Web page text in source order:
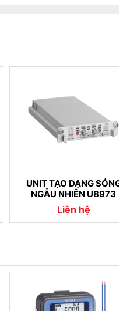
UNIT TẠO DẠNG
NGẪU NHIÊN U8973
Liên hệ